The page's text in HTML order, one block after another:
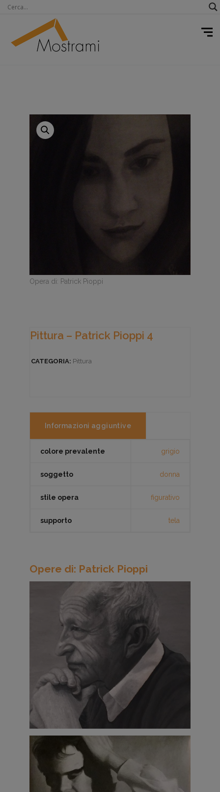
Opera di: Patrick Pioppi
Pittura – Patrick Pioppi 4
CATEGORIA: Pittura
Informazioni aggiuntive
colore prevalente grigio
soggetto donna
stile opera figurativo
supporto tela
Opere di: Patrick Pioppi